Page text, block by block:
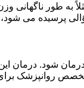
به طور ناگهانی
پرسیده می
درمان شود.
روانپزشک برای